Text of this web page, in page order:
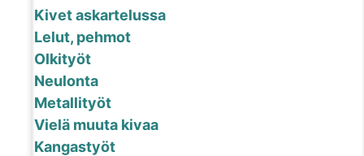
Kivet askartelussa
Lelut, pehmot
Olkityöt
Neulonta
Metallityöt
Vielä muuta kivaa
Kangastyöt